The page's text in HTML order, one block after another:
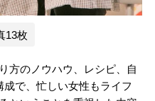
13枚
方のノウハウ、レシピ、自
で、忙しい女性もライフ